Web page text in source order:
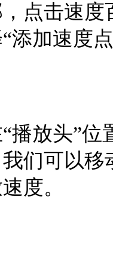
点击速
添加速度
播放头”位
们可以移
度。